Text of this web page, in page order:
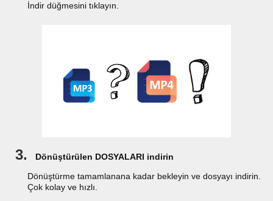
İndir düğmesini tıklayın.
3.
Dönüştürülen DOSYALARI indirin
Dönüştürme tamamlanana kadar bekleyin ve dosyayı indirin.
Çok kolay ve hızlı.